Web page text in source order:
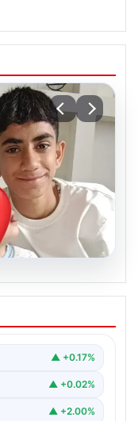
alınan
ilçesinde▲ +0.17%
▲ +0.02%
▲ +2.00%